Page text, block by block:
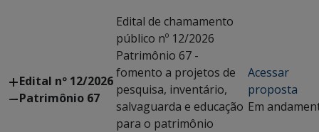
Edital nº 12/2026
Patrimônio 67
Edital de chamamento
público nº 12/2026
Patrimônio 67 -
fomento a projetos de
pesquisa, inventário,
salvaguarda e educação
para o patrimônio
Acessar
proposta
Em